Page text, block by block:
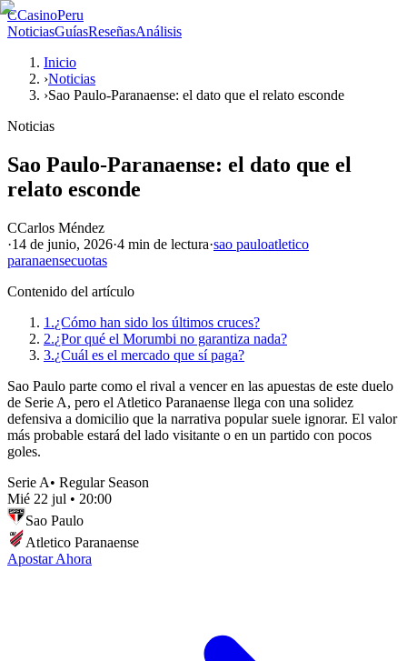
CCasinoPeru
NoticiasGuíasReseñasAnálisis
Inicio
›Noticias
›Sao Paulo-Paranaense: el dato que el relato esconde
Noticias
Sao Paulo-Paranaense: el dato que el
relato esconde
CCarlos Méndez
·14 de junio, 2026·4 min de lectura·sao pauloatletico
paranaensecuotas
Contenido del artículo
1.¿Cómo han sido los últimos cruces?
2.¿Por qué el Morumbi no garantiza nada?
3.¿Cuál es el mercado que sí paga?
Sao Paulo parte como el rival a vencer en las apuestas de este duelo
de Serie A, pero el Atletico Paranaense llega con una solidez
defensiva a domicilio que la narrativa popular suele ignorar. El valor
más probable estará del lado visitante o en un partido con pocos
goles.
Serie A• Regular Season
Mié 22 jul • 20:00
Sao Paulo
Atletico Paranaense
Apostar Ahora